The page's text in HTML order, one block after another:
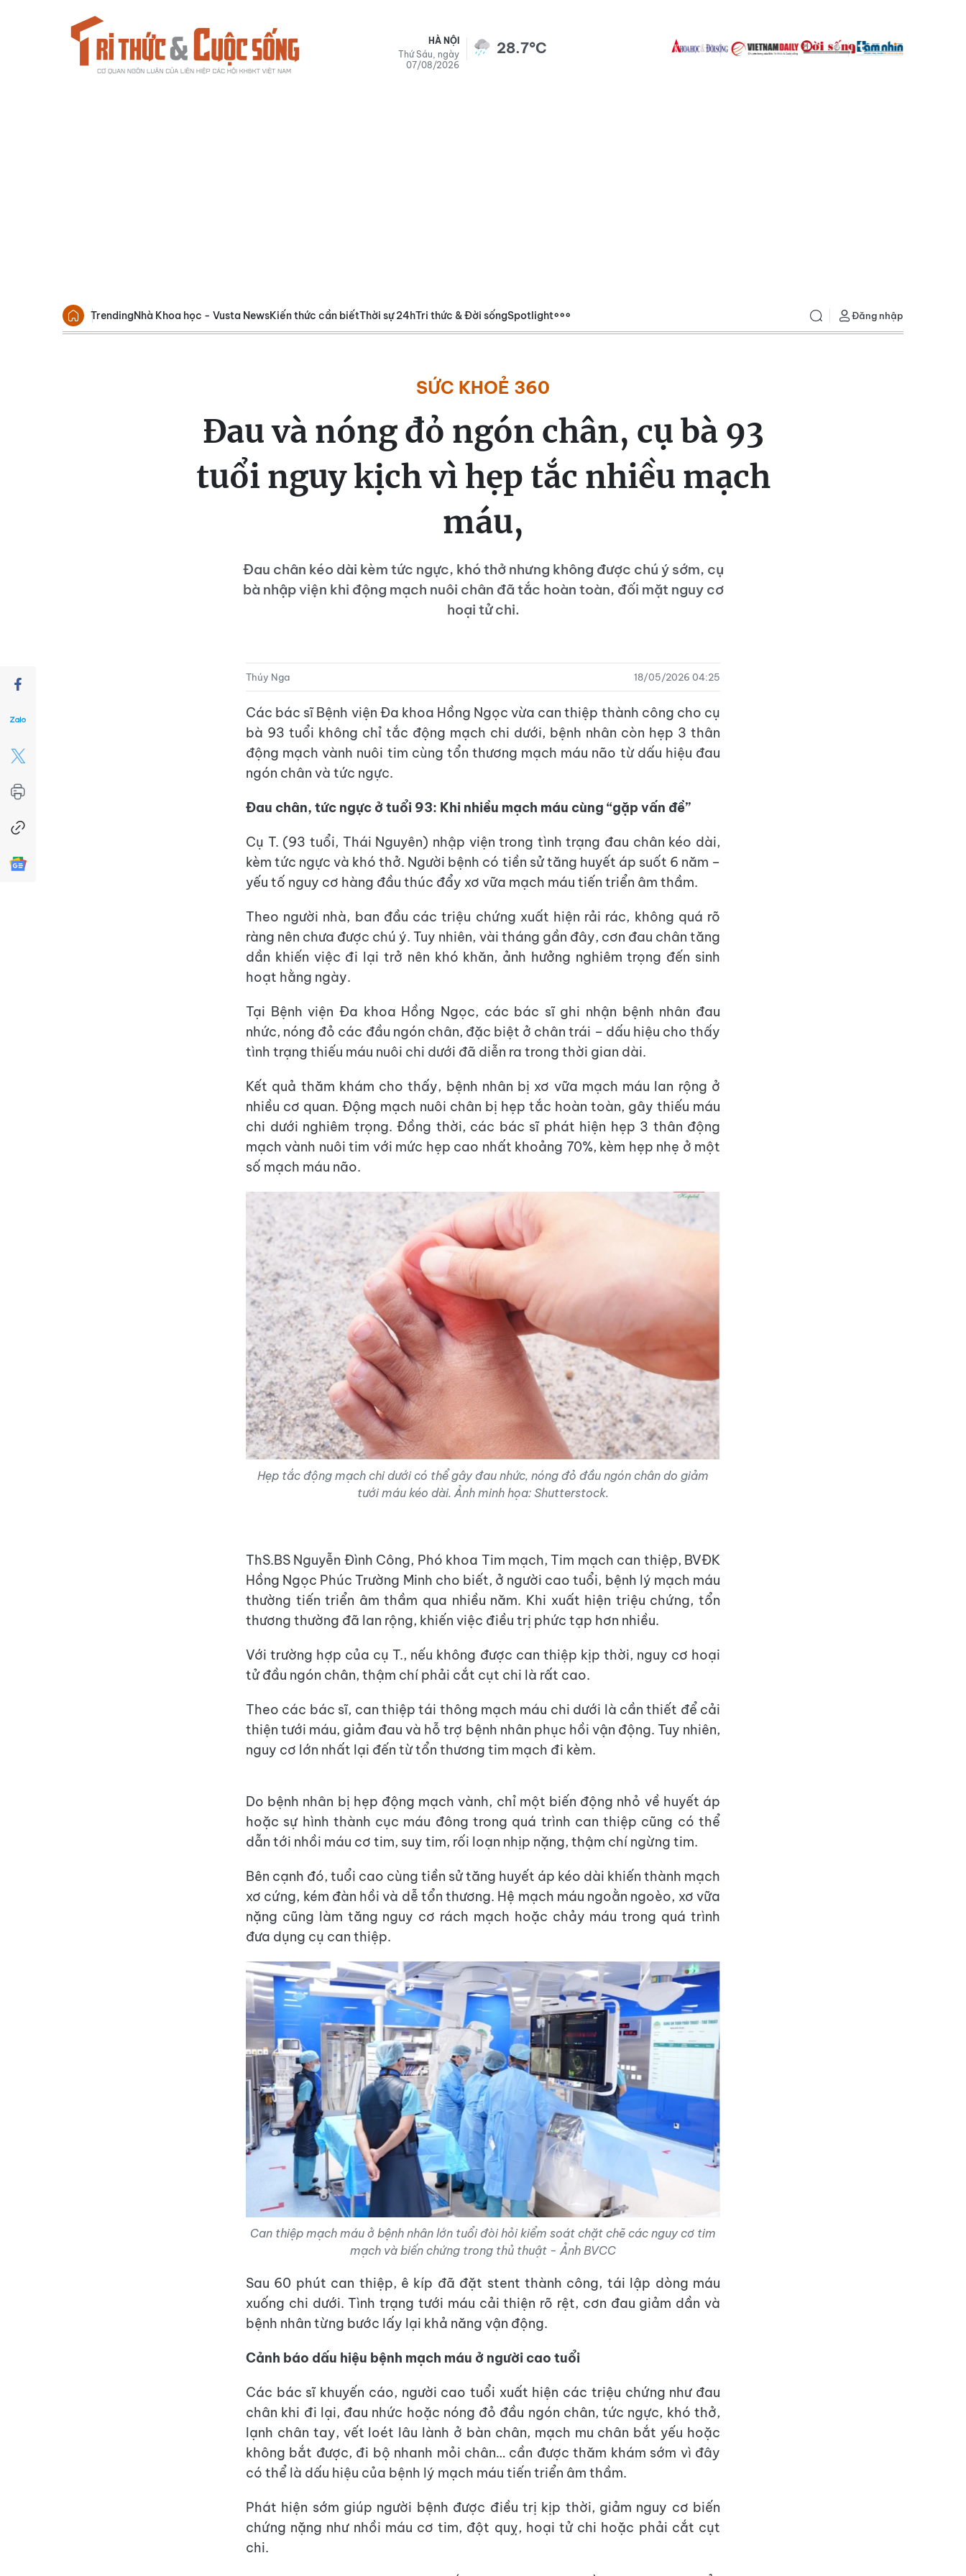
HÀ NỘI
Thứ Sáu, ngày
07/08/2026
28.7°C
TrendingNhà Khoa học - Vusta NewsKiến thức cần biếtThời sự 24hTri thức & Đời sốngSpotlight Đăng nhập
SỨC KHOẺ 360
Đau và nóng đỏ ngón chân, cụ bà 93
tuổi nguy kịch vì hẹp tắc nhiều mạch
máu,
Đau chân kéo dài kèm tức ngực, khó thở nhưng không được chú ý sớm, cụ
bà nhập viện khi động mạch nuôi chân đã tắc hoàn toàn, đối mặt nguy cơ
hoại tử chi.
Thúy Nga 18/05/2026 04:25
Các bác sĩ Bệnh viện Đa khoa Hồng Ngọc vừa can thiệp thành công cho cụ
bà 93 tuổi không chỉ tắc động mạch chi dưới, bệnh nhân còn hẹp 3 thân
động mạch vành nuôi tim cùng tổn thương mạch máu não từ dấu hiệu đau
ngón chân và tức ngực.
Đau chân, tức ngực ở tuổi 93: Khi nhiều mạch máu cùng “gặp vấn đề”
Cụ T. (93 tuổi, Thái Nguyên) nhập viện trong tình trạng đau chân kéo dài,
kèm tức ngực và khó thở. Người bệnh có tiền sử tăng huyết áp suốt 6 năm –
yếu tố nguy cơ hàng đầu thúc đẩy xơ vữa mạch máu tiến triển âm thầm.
Theo người nhà, ban đầu các triệu chứng xuất hiện rải rác, không quá rõ
ràng nên chưa được chú ý. Tuy nhiên, vài tháng gần đây, cơn đau chân tăng
dần khiến việc đi lại trở nên khó khăn, ảnh hưởng nghiêm trọng đến sinh
hoạt hằng ngày.
Tại Bệnh viện Đa khoa Hồng Ngọc, các bác sĩ ghi nhận bệnh nhân đau
nhức, nóng đỏ các đầu ngón chân, đặc biệt ở chân trái – dấu hiệu cho thấy
tình trạng thiếu máu nuôi chi dưới đã diễn ra trong thời gian dài.
Kết quả thăm khám cho thấy, bệnh nhân bị xơ vữa mạch máu lan rộng ở
nhiều cơ quan. Động mạch nuôi chân bị hẹp tắc hoàn toàn, gây thiếu máu
chi dưới nghiêm trọng. Đồng thời, các bác sĩ phát hiện hẹp 3 thân động
mạch vành nuôi tim với mức hẹp cao nhất khoảng 70%, kèm hẹp nhẹ ở một
số mạch máu não.
Hẹp tắc động mạch chi dưới có thể gây đau nhức, nóng đỏ đầu ngón chân do giảm
tưới máu kéo dài. Ảnh minh họa: Shutterstock.
ThS.BS Nguyễn Đình Công, Phó khoa Tim mạch, Tim mạch can thiệp, BVĐK
Hồng Ngọc Phúc Trường Minh cho biết, ở người cao tuổi, bệnh lý mạch máu
thường tiến triển âm thầm qua nhiều năm. Khi xuất hiện triệu chứng, tổn
thương thường đã lan rộng, khiến việc điều trị phức tạp hơn nhiều.
Với trường hợp của cụ T., nếu không được can thiệp kịp thời, nguy cơ hoại
tử đầu ngón chân, thậm chí phải cắt cụt chi là rất cao.
Theo các bác sĩ, can thiệp tái thông mạch máu chi dưới là cần thiết để cải
thiện tưới máu, giảm đau và hỗ trợ bệnh nhân phục hồi vận động. Tuy nhiên,
nguy cơ lớn nhất lại đến từ tổn thương tim mạch đi kèm.
Do bệnh nhân bị hẹp động mạch vành, chỉ một biến động nhỏ về huyết áp
hoặc sự hình thành cục máu đông trong quá trình can thiệp cũng có thể
dẫn tới nhồi máu cơ tim, suy tim, rối loạn nhịp nặng, thậm chí ngừng tim.
Bên cạnh đó, tuổi cao cùng tiền sử tăng huyết áp kéo dài khiến thành mạch
xơ cứng, kém đàn hồi và dễ tổn thương. Hệ mạch máu ngoằn ngoèo, xơ vữa
nặng cũng làm tăng nguy cơ rách mạch hoặc chảy máu trong quá trình
đưa dụng cụ can thiệp.
Can thiệp mạch máu ở bệnh nhân lớn tuổi đòi hỏi kiểm soát chặt chẽ các nguy cơ tim
mạch và biến chứng trong thủ thuật - Ảnh BVCC
Sau 60 phút can thiệp, ê kíp đã đặt stent thành công, tái lập dòng máu
xuống chi dưới. Tình trạng tưới máu cải thiện rõ rệt, cơn đau giảm dần và
bệnh nhân từng bước lấy lại khả năng vận động.
Cảnh báo dấu hiệu bệnh mạch máu ở người cao tuổi
Các bác sĩ khuyến cáo, người cao tuổi xuất hiện các triệu chứng như đau
chân khi đi lại, đau nhức hoặc nóng đỏ đầu ngón chân, tức ngực, khó thở,
lạnh chân tay, vết loét lâu lành ở bàn chân, mạch mu chân bắt yếu hoặc
không bắt được, đi bộ nhanh mỏi chân… cần được thăm khám sớm vì đây
có thể là dấu hiệu của bệnh lý mạch máu tiến triển âm thầm.
Phát hiện sớm giúp người bệnh được điều trị kịp thời, giảm nguy cơ biến
chứng nặng như nhồi máu cơ tim, đột quỵ, hoại tử chi hoặc phải cắt cụt
chi.